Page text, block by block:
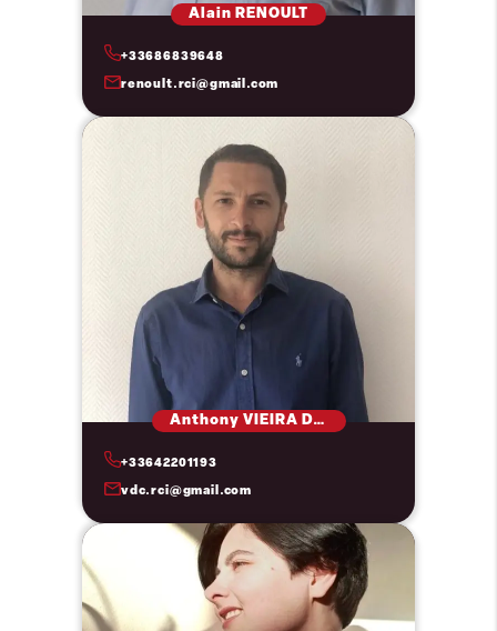
Alain RENOULT
+33686839648
renoult.rci@gmail.com
Anthony VIEIRA DA CUNHA
+33642201193
vdc.rci@gmail.com